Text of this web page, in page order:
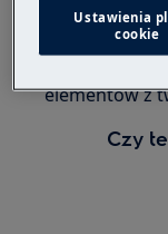
Jakakolwiek
integralności
elementów z
Czy
Ustawienia
cookie